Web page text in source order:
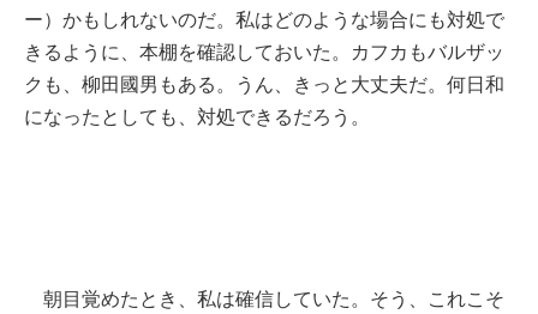
ー）かもしれないのだ。私はどのような場合にも対処で
きるように、本棚を確認しておいた。カフカもバルザッ
クも、柳田國男もある。うん、きっと大丈夫だ。何日和
になったとしても、対処できるだろう。
朝目覚めたとき、私は確信していた。そう、これこそ